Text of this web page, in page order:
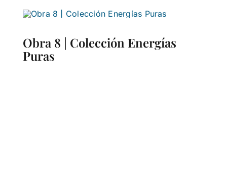
Obra 8 | Colección Energías
Puras